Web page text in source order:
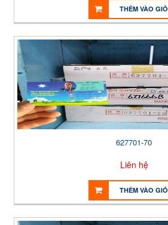
THÊM VÀO GIỎ
627701-70
Liên hệ
THÊM VÀO GIỎ